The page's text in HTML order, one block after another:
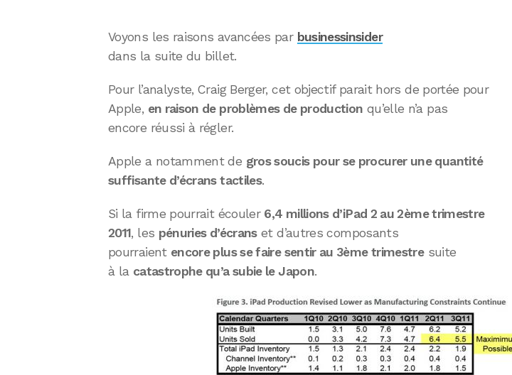
Voyons les raisons avancées par businessinsider
dans la suite du billet.
Pour l’analyste, Craig Berger, cet objectif parait hors de portée pour
Apple, en raison de problèmes de production qu’elle n’a pas
encore réussi à régler.
Apple a notamment de gros soucis pour se procurer une quantité
suffisante d’écrans tactiles.
Si la firme pourrait écouler 6,4 millions d’iPad 2 au 2ème trimestre
2011, les pénuries d’écranset d’autres composants
pourraient encore plus se faire sentir au 3ème trimestresuite
à la catastrophe qu’a subie le Japon.